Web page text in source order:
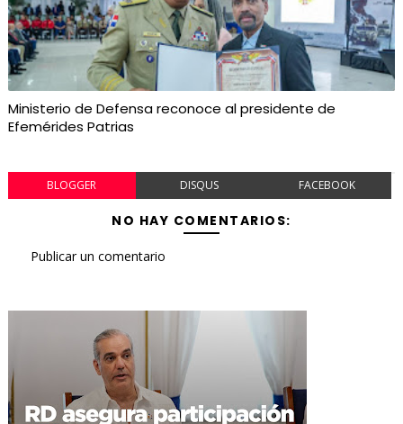
Ministerio de Defensa reconoce al presidente de
Efemérides Patrias
BLOGGER DISQUS FACEBOOK
NO HAY COMENTARIOS:
Publicar un comentario